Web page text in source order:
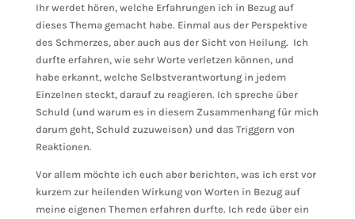
Ihr werdet hören, welche Erfahrungen ich in Bezug auf
dieses Thema gemacht habe. Einmal aus der Perspektive
des Schmerzes, aber auch aus der Sicht von Heilung. Ich
durfte erfahren, wie sehr Worte verletzen können, und
habe erkannt, welche Selbstverantwortung in jedem
Einzelnen steckt, darauf zu reagieren. Ich spreche über
Schuld (und warum es in diesem Zusammenhang für mich
darum geht, Schuld zuzuweisen) und das Triggern von
Reaktionen.
Vor allem möchte ich euch aber berichten, was ich erst vor
kurzem zur heilenden Wirkung von Worten in Bezug auf
meine eigenen Themen erfahren durfte. Ich rede über ein